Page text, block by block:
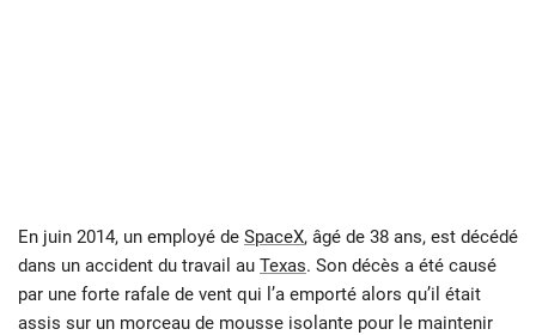
En juin 2014, un employé de SpaceX, âgé de 38 ans, est décédé
dans un accident du travail au Texas. Son décès a été causé
par une forte rafale de vent qui l’a emporté alors qu’il était
assis sur un morceau de mousse isolante pour le maintenir